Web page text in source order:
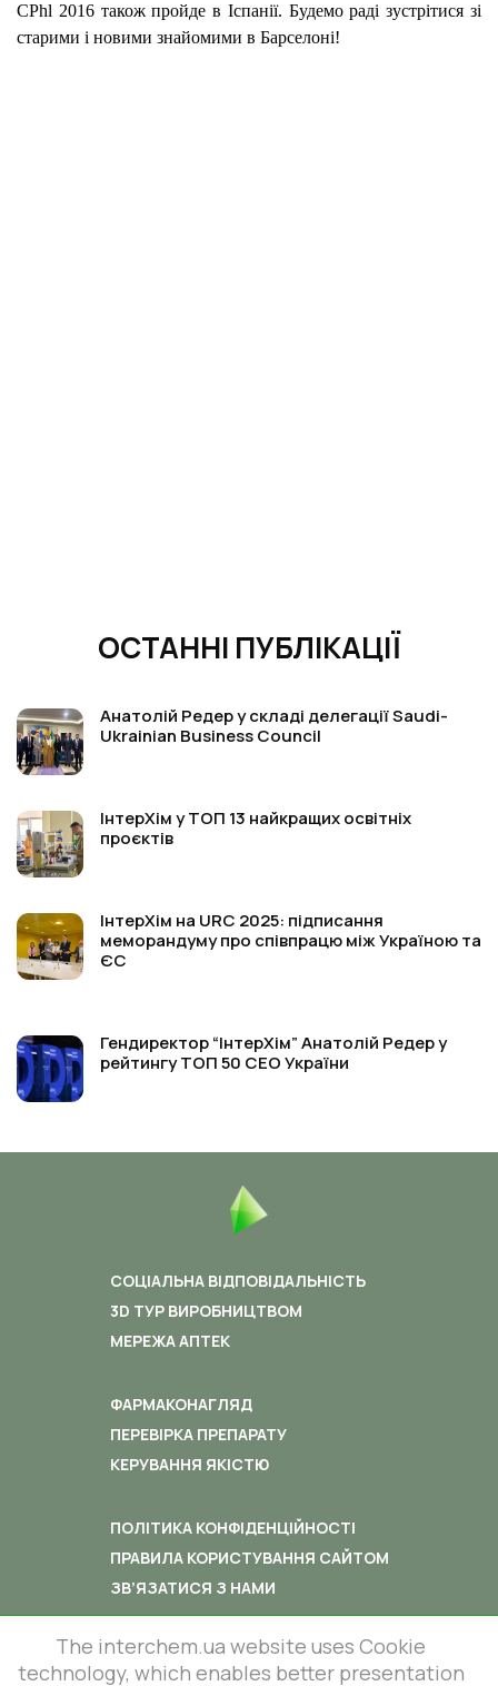
CPhl 2016 також пройде в Іспанії. Будемо раді зустрітися зі
старими і новими знайомими в Барселоні!
ОСТАННІ ПУБЛІКАЦІЇ
Анатолій Редер у складі делегації Saudi-
Ukrainian Business Council
ІнтерХім у ТОП 13 найкращих освітніх
проєктів
ІнтерХім на URC 2025: підписання
меморандуму про співпрацю між Україною та
ЄС
Гендиректор “ІнтерХім” Анатолій Редер у
рейтингу ТОП 50 СЕО України
СОЦІАЛЬНА ВІДПОВІДАЛЬНІСТЬ
3D ТУР ВИРОБНИЦТВОМ
МЕРЕЖА АПТЕК
ФАРМАКОНАГЛЯД
ПЕРЕВІРКА ПРЕПАРАТУ
КЕРУВАННЯ ЯКІСТЮ
ПОЛІТИКА КОНФІДЕНЦІЙНОСТІ
ПРАВИЛА КОРИСТУВАННЯ САЙТОМ
ЗВ’ЯЗАТИСЯ З НАМИ
The interchem.ua website uses Cookie
technology, which enables better presentation